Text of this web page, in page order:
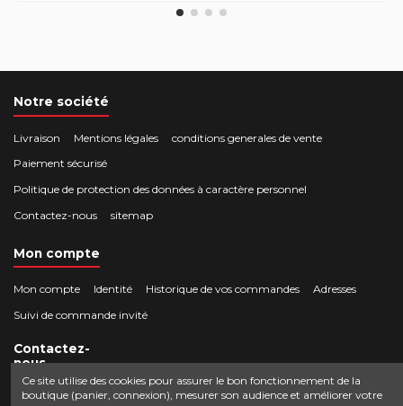
Notre société
Livraison Mentions légales
conditions generales de vente
Paiement sécurisé
Politique de protection des données à caractère personnel
Contactez-nous
sitemap
Mon compte
Mon compte Identité Historique de vos commandes
Adresses
Suivi de commande invité
Contactez-
nous
Crocbois-motoculture.com
Ce site utilise des cookies pour assurer le bon fonctionnement de la
boutique (panier, connexion), mesurer son audience et améliorer votre